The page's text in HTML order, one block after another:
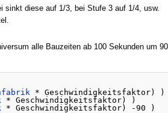
sinkt diese auf 1/3, bei Stufe 3 auf 1/4, usw.
alle Bauzeiten ab 100 Sekunden um
* Geschwindigkeitsfaktor) )
* Geschwindigkeitsfaktor) )